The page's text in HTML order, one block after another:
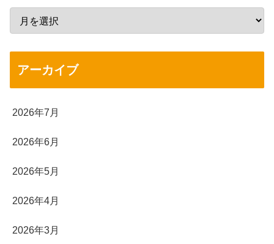
アーカイブ
2026年7月
2026年6月
2026年5月
2026年4月
2026年3月